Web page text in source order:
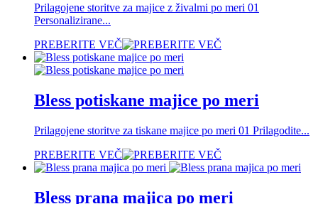
Prilagojene storitve za majice z živalmi po meri 01
Personalizirane...
PREBERITE VEČ
Bless potiskane majice po meri
Prilagojene storitve za tiskane majice po meri 01 Prilagodite...
PREBERITE VEČ
Bless prana majica po meri